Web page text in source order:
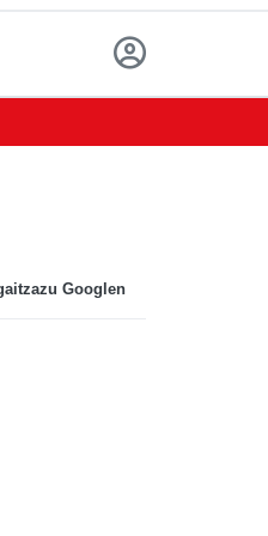
Googlen